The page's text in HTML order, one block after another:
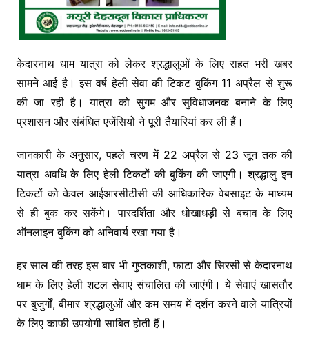
केदारनाथ धाम यात्रा को लेकर श्रद्धालुओं के लिए राहत भरी खबर
सामने आई है। इस वर्ष हेली सेवा की टिकट बुकिंग 11 अप्रैल से शुरू
की जा रही है। यात्रा को सुगम और सुविधाजनक बनाने के लिए
प्रशासन और संबंधित एजेंसियों ने पूरी तैयारियां कर ली हैं।
जानकारी के अनुसार, पहले चरण में 22 अप्रैल से 23 जून तक की
यात्रा अवधि के लिए हेली टिकटों की बुकिंग की जाएगी। श्रद्धालु इन
टिकटों को केवल आईआरसीटीसी की आधिकारिक वेबसाइट के माध्यम
से ही बुक कर सकेंगे। पारदर्शिता और धोखाधड़ी से बचाव के लिए
ऑनलाइन बुकिंग को अनिवार्य रखा गया है।
हर साल की तरह इस बार भी गुप्तकाशी, फाटा और सिरसी से केदारनाथ
धाम के लिए हेली शटल सेवाएं संचालित की जाएंगी। ये सेवाएं खासतौर
पर बुजुर्गों, बीमार श्रद्धालुओं और कम समय में दर्शन करने वाले यात्रियों
के लिए काफी उपयोगी साबित होती हैं।